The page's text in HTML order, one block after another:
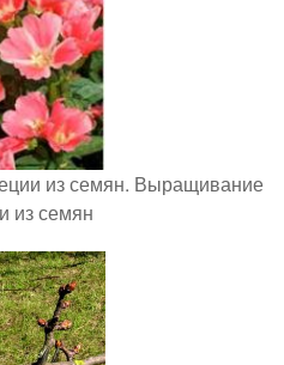
из семян. Выращивание
из семян